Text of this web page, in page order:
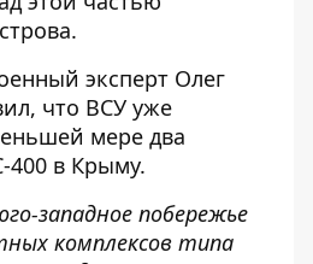
эксперт Олег
что ВСУ уже
мере два
400 в Крыму.
западное побережье
комплексов типа